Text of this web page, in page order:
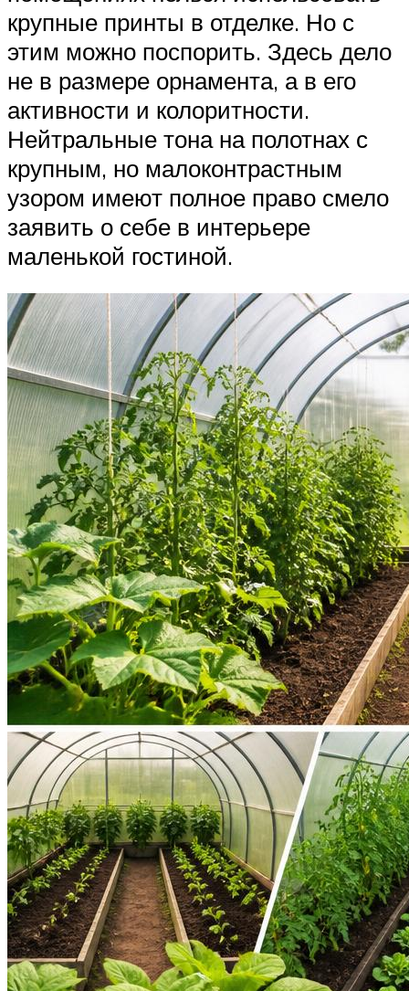
крупные принты в отделке. Но с
этим можно поспорить. Здесь дело
не в размере орнамента, а в его
активности и колоритности.
Нейтральные тона на полотнах с
крупным, но малоконтрастным
узором имеют полное право смело
заявить о себе в интерьере
маленькой гостиной.